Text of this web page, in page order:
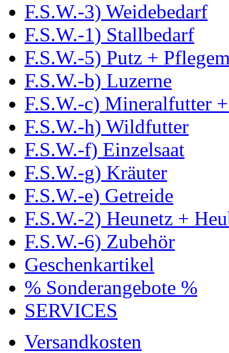
F.S.W.-3) Weidebedarf
F.S.W.-1) Stallbedarf
F.S.W.-5) Putz +
F.S.W.-b) Luzerne
F.S.W.-c) Mineralfutter
F.S.W.-h) Wildfutter
F.S.W.-f) Einzelsaat
F.S.W.-g) Kräuter
F.S.W.-e) Getreide
F.S.W.-2) Heunetz +
F.S.W.-6) Zubehör
Geschenkartikel
% Sonderangebote %
SERVICES
Versandkosten